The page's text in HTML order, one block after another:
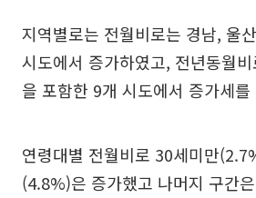
지역별로는 전월비로는 경남, 울
시도에서 증가하였고, 전년동월
을 포함한 9개 시도에서 증가세를
연령대별 전월비로 30세미만
(4.8%)은 증가했고 나머지 구간